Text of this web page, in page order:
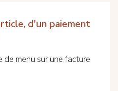
d'un paiement
menu sur une facture